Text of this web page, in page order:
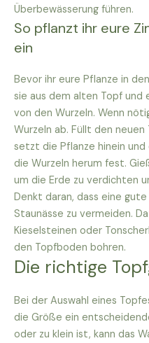
Überbewässerung führen.
So pflanzt ihr eure
ein
Bevor ihr eure Pflanze in
sie aus dem alten Topf
von den Wurzeln. Wenn
Wurzeln ab. Füllt den
setzt die Pflanze hinein
die Wurzeln herum fest.
um die Erde zu verdichten
Denkt daran, dass eine
Staunässe zu vermeiden.
Kieselsteinen oder
den Topfboden bohren.
Die richtige
Bei der Auswahl eines
die Größe ein
oder zu klein ist, kann das